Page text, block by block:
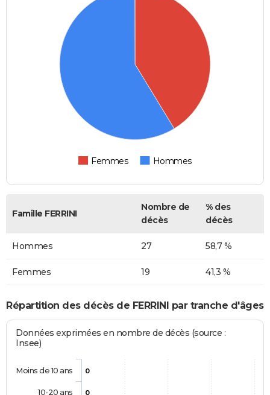
Femmes Hommes
Famille FERRINI
Nombre de
décès
% des
décès
Hommes 27 58,7 %
Femmes 19 41,3 %
Répartition des décès de FERRINI par tranche d'âges
Données exprimées en nombre de décès (source :
Insee)
0
0
Moins de 10 ans
10-20 ans